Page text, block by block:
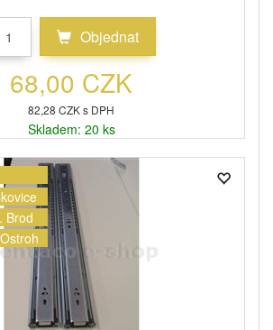
Objednat
68,00 CZK
82,28 CZK s DPH
Skladem: 20 ks
Brod